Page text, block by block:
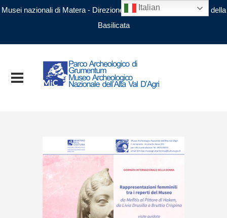
Musei nazionali di Matera - Direzione regionale Musei nazionali della
Basilicata
Italian